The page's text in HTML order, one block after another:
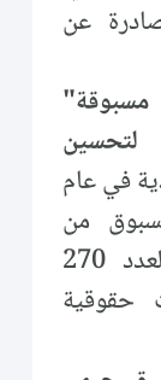
عن
مسبوقة"
لتحسين
في عام
من
الإعدامات، حيث تجاوز العدد 270
حقوقية